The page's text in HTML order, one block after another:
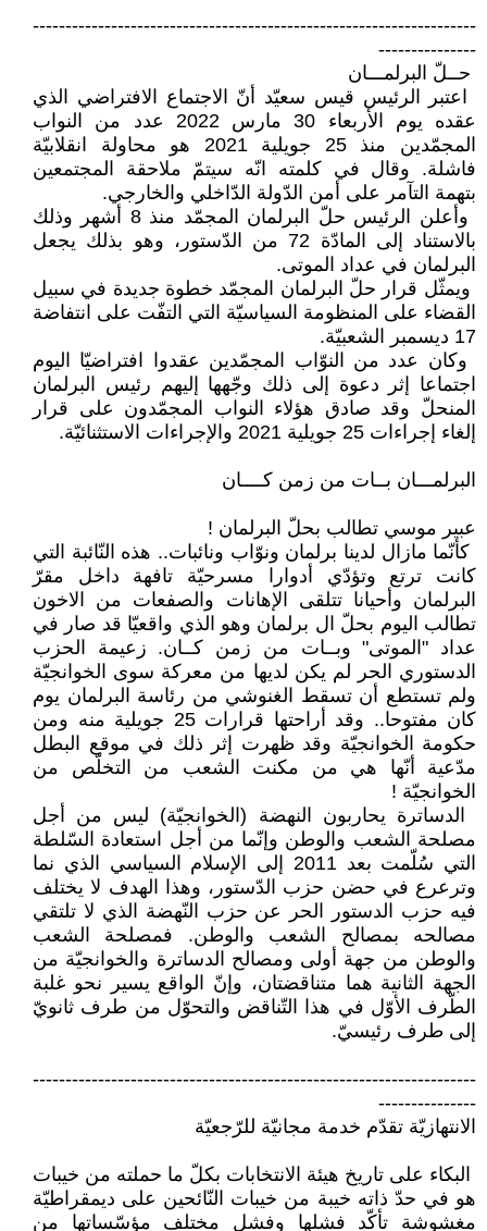
‏--------------------------------------------------------------------
---------------‏
‏ حــلّ البرلمـــان ‏‎ ‎
‏ اعتبر الرئيس قيس سعيّد أنّ الاجتماع ‏الافتراضي الذي
عقده يوم الأربعاء 30 ‏مارس 2022 عدد من النواب
المجمّدين ‏منذ 25 جويلية 2021 هو محاولة ‏انقلابيّة
فاشلة. وقال في كلمته انّه سيتمّ ‏ملاحقة المجتمعين
بتهمة التآمر على أمن ‏الدّولة الدّاخلي والخارجي‎.‎
‎ ‎وأعلن الرئيس حلّ البرلمان المجمّد ‏منذ 8 أشهر وذلك
بالاستناد إلى المادّة ‏‏72 من الدّستور، وهو بذلك يجعل
‏البرلمان في عداد الموتى‎.‎
‎ ‎ويمثّل قرار حلّ البرلمان المجمّد ‏خطوة جديدة في سبيل
القضاء على ‏المنظومة السياسيّة التي التفّت على ‏انتفاضة
17 ديسمبر الشعبيّة‎.‎
‎ ‎وكان عدد من النوّاب المجمّدين عقدوا ‏افتراضيّا اليوم
اجتماعا إثر دعوة إلى ذلك ‏وجّهها إليهم رئيس البرلمان
المنحلّ وقد ‏صادق هؤلاء النواب المجمّدون على ‏قرار
إلغاء إجراءات 25 جويلية 2021 ‏والإجراءات الاستثنائيّة‎.‎
البرلمـــان بــات من زمن كــــان
عبير موسي تطالب بحلّ البرلمان !‏
‏ كأنّما مازال لدينا برلمان ونوّاب ‏ونائبات.. هذه النّائبة التي
كانت ترتع ‏وتؤدّي أدوارا مسرحيّة تافهة داخل مقرّ
‏البرلمان وأحيانا تتلقى الإهانات ‏والصفعات من الاخون
تطالب اليوم ‏بحلّ ال برلمان وهو الذي واقعيّا قد ‏صار في
عداد "الموتى" وبــات من زمن ‏كــان. زعيمة الحزب
الدستوري الحر لم ‏يكن لديها من معركة سوى الخوانجيّة
ولم ‏تستطع أن تسقط الغنوشي من رئاسة ‏البرلمان يوم
كان مفتوحا.. وقد أراحتها ‏قرارات 25 جويلية منه ومن
حكومة ‏الخوانجيّة وقد ظهرت إثر ذلك في موقع ‏البطل
مدّعية أنّها هي من مكنت الشعب ‏من التخلّص من
الخوانجيّة ‏‎ !‎‏ ‏
‎ ‎الدساترة يحاربون النهضة (الخوانجيّة) ‏ليس من أجل
مصلحة الشعب والوطن ‏وإنّما من أجل استعادة السّلطة
التي سُلّمت ‏بعد 2011 إلى الإسلام السياسي الذي نما
‏وترعرع في حضن حزب الدّستور، وهذا ‏الهدف لا يختلف
فيه حزب الدستور الحر ‏عن حزب النّهضة الذي لا تلتقي
مصالحه ‏بمصالح الشعب والوطن. فمصلحة الشعب
‏والوطن من جهة أولى ومصالح الدساترة ‏والخوانجيّة من
الجهة الثانية هما ‏متناقضتان، وإنّ الواقع يسير نحو غلبة
‏الطّرف الأوّل في هذا التّناقض والتحوّل ‏من طرف ثانويّ
إلى طرف رئيسيّ‎.‎
‏--------------------------------------------------------------------
---------------‏
الانتهازيّة تقدّم خدمة مجانيّة للرّجعيّة
‏ البكاء على تاريخ هيئة الانتخابات بكلّ ‏ما حملته من خيبات
هو في حدّ ذاته خيبة ‏من خيبات النّائحين على ديمقراطيّة
‏مغشوشة تأكّد فشلها وفشل مختلف ‏مؤسّساتها من